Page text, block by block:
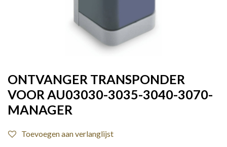
ONTVANGER TRANSPONDER
VOOR AU03030-3035-3040-3070-
MANAGER
Toevoegen aan verlanglijst